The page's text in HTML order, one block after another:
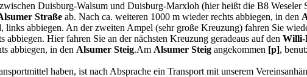
Duisburg-Walsum und Duisburg-Marxloh (hier heißt die B8 Weseler
Straße ab. Nach ca. weiteren 1000 m wieder rechts abbiegen, in den
links abbiegen. An der zweiten Ampel (sehr große Kreuzung) fahren Sie
abbiegen. Hier fahren Sie an der nächsten Kreuzung geradeaus auf den Willi-
abbiegen, in den Alsumer Steig.Am Alsumer Steig angekommen [p],
haben, ist nach Absprache ein Transport mit unserem